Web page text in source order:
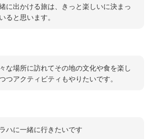
に出かける旅は、きっと楽しいに決まっ
ると思います。
な場所に訪れてその地の文化や食を楽し
つアクティビティもやりたいです。
ハに一緒に行きたいです